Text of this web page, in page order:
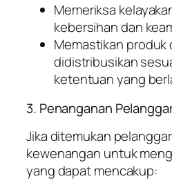
Memeriksa
kebersihan dan
Memastikan produk
didistribusikan
ketentuan yang
3. Penanganan
Jika ditemukan
kewenangan untuk
yang dapat mencakup: